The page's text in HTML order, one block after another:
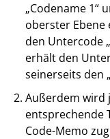
„Codename 1“
oberster Ebene
den Untercode
erhält den
seinerseits den
Außerdem wird
entsprechende
Code-Memo